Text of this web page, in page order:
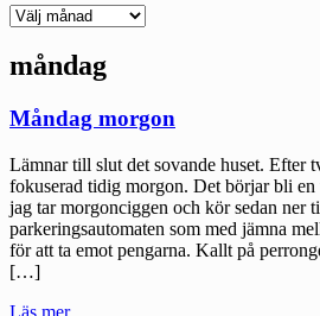
Deepedition
måndag
Måndag morgon
Lämnar till slut det sovande huset. Efter
fokuserad tidig morgon. Det börjar bli en
jag tar morgonciggen och kör sedan ner
parkeringsautomaten som med jämna
för att ta emot pengarna. Kallt på
[…]
Läs mer"Måndag